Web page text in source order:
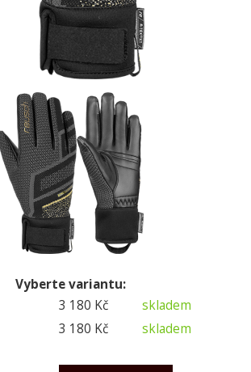
Vyberte variantu:
3 180 Kč
skladem
3 180 Kč skladem